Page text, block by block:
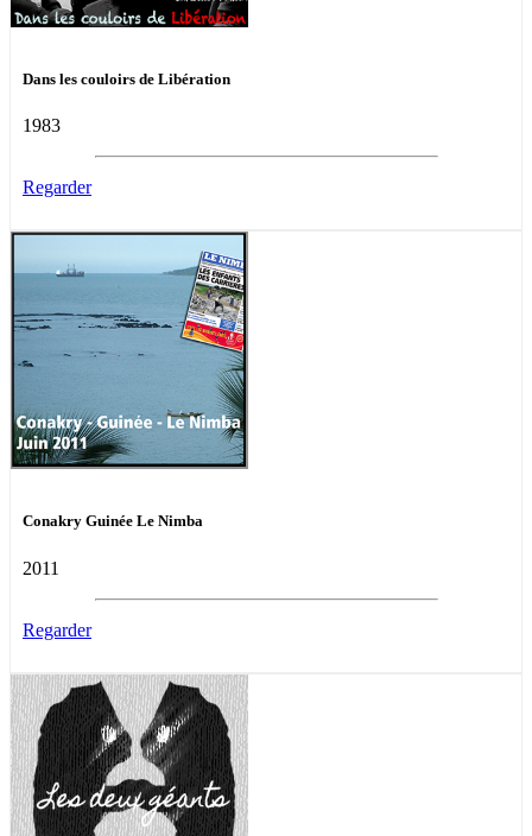
Dans les couloirs de Libération
1983
Regarder
Conakry Guinée Le Nimba
2011
Regarder